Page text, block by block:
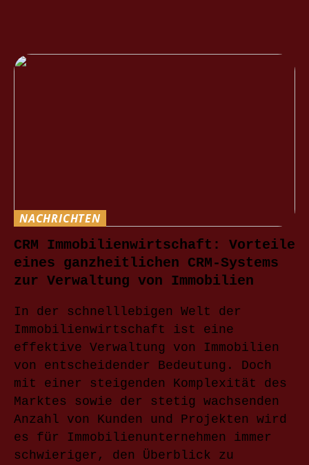
NACHRICHTEN
CRM Immobilienwirtschaft: Vorteile
eines ganzheitlichen CRM-Systems
zur Verwaltung von Immobilien
In der schnelllebigen Welt der
Immobilienwirtschaft ist eine
effektive Verwaltung von Immobilien
von entscheidender Bedeutung. Doch
mit einer steigenden Komplexität des
Marktes sowie der stetig wachsenden
Anzahl von Kunden und Projekten wird
es für Immobilienunternehmen immer
schwieriger, den Überblick zu